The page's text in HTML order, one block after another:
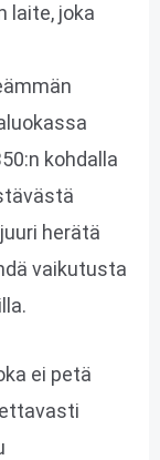
laite, joka
kohdalla
herätä
vaikutusta
ei petä